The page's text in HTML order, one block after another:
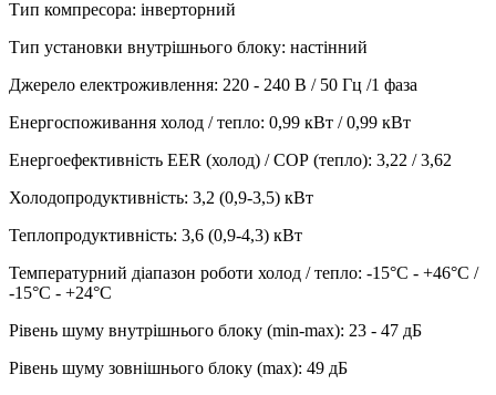
Тип компресора: інверторний
Тип установки внутрішнього блоку: настінний
Джерело електроживлення: 220 - 240 В / 50 Гц /1 фаза
Енергоспоживання холод / тепло: 0,99 кВт / 0,99 кВт
Енергоефективність EER (холод) / СОР (тепло): 3,22 / 3,62
Холодопродуктивність: 3,2 (0,9-3,5) кВт
Теплопродуктивність: 3,6 (0,9-4,3) кВт
Температурний діапазон роботи холод / тепло: -15°С - +46°С /
-15°С - +24°С
Рівень шуму внутрішнього блоку (min-max): 23 - 47 дБ
Рівень шуму зовнішнього блоку (max): 49 дБ